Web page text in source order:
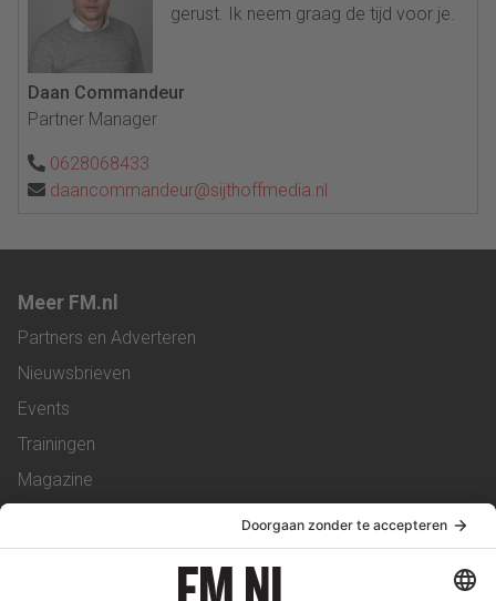
gerust. Ik neem graag de tijd voor je.
Daan Commandeur
Partner Manager
0628068433
daancommandeur@sijthoffmedia.nl
Meer FM.nl
Partners en Adverteren
Nieuwsbrieven
Events
Trainingen
Magazine
Service & Contact